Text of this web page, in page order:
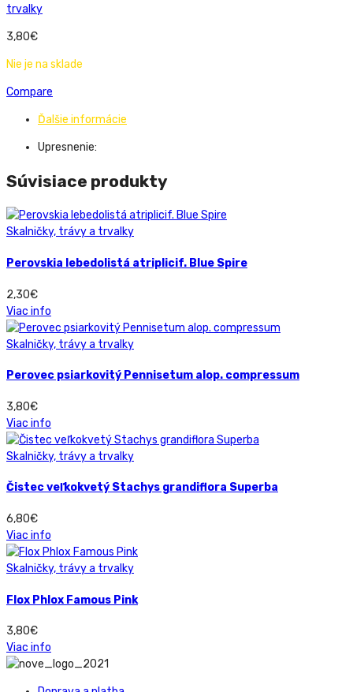
trvalky
3,80€
Nie je na sklade
Compare
Ďalšie informácie
Upresnenie:
Súvisiace produkty
Skalničky, trávy a trvalky
Perovskia lebedolistá atriplicif. Blue Spire
2,30€
Viac info
Skalničky, trávy a trvalky
Perovec psiarkovitý Pennisetum alop. compressum
3,80€
Viac info
Skalničky, trávy a trvalky
Čistec veľkokvetý Stachys grandiflora Superba
6,80€
Viac info
Skalničky, trávy a trvalky
Flox Phlox Famous Pink
3,80€
Viac info